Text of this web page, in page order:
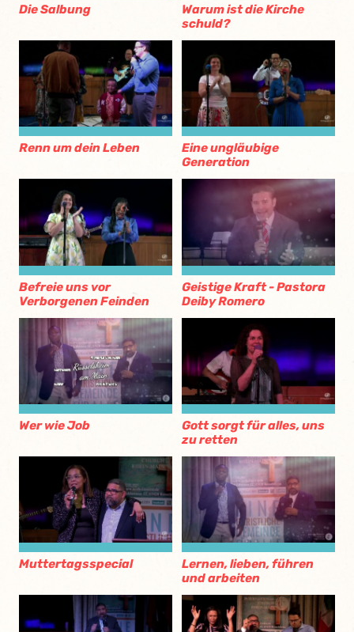
Die Salbung
Warum ist die Kirche
schuld?
Renn um dein Leben
Eine ungläubige
Generation
Befreie uns vor
Verborgenen Feinden
Geistige Kraft - Pastora
Deiby Romero
Wer wie Job
Gott sorgt für alles, uns
zu retten
Muttertagsspecial
Lernen, lieben, führen
und arbeiten